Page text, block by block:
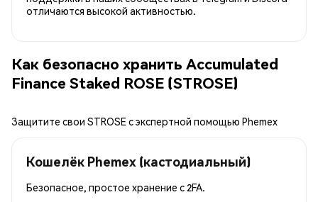
отличаются высокой активностью.
Как безопасно хранить Accumulated
Finance Staked ROSE (STROSE)
Защитите свои STROSE с экспертной помощью Phemex
Кошелёк Phemex (кастодиальный)
Безопасное, простое хранение с 2FA.